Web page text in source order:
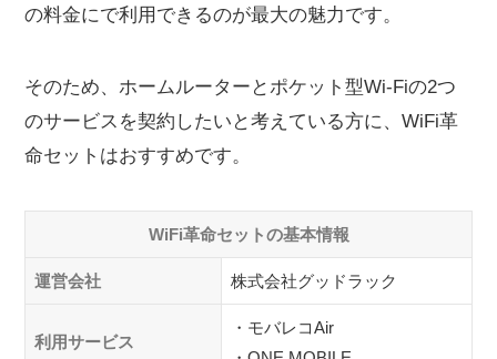
WiFi革命セットに関するよくある質問
WiFi革命セットの問い合わせ先は？
WiFi革命セットの速度が遅い場合の対処法は？
WiFi革命セットのキャンペーンやキャッシュバックは
い？
まとめ：WiFi革命セットは2台セットのお得なサ
ービス
の料金にで利用できるのが最大の魅力です。
そのため、ホームルーターとポケット型Wi-Fiの2つ
のサービスを契約したいと考えている方に、WiFi革
命セットはおすすめです。
WiFi革命セットの基本情報
運営会社 株式会社グッドラック
利用サービス
・モバレコAir